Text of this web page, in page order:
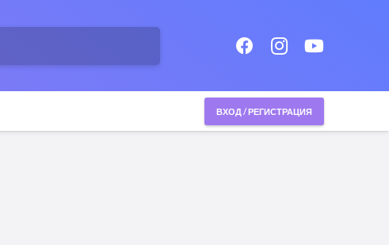
ВХОД / РЕГИСТРАЦИЯ